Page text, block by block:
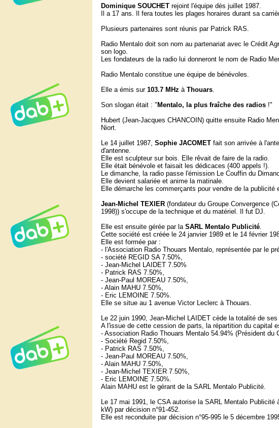
Dominique SOUCHET rejoint l'équipe dès juillet 1987.
Il a 17 ans. Il fera toutes les plages horaires durant sa
Plusieurs partenaires sont réunis par Patrick RAS.
Radio Mentalo doit son nom au partenariat avec le Crédit
son logo.
Les fondateurs de la radio lui donneront le nom de Radio
Radio Mentalo constitue une équipe de bénévoles.
Elle a émis sur 103.7 MHz à Thouars.
Son slogan était : " Mentalo, la plus fraîche des radios !"
Hubert (Jean-Jacques CHANCOIN) quitte ensuite Radio
Niort.
Le 14 juillet 1987, Sophie JACOMET fait son arrivée à
d'antenne.
Elle est sculpteur sur bois. Elle rêvait de faire de la radio.
Elle était bénévole et faisait les dédicaces (400 appels !).
Le dimanche, la radio passe l'émission Le Couffin du
Elle devient salariée et anime la matinale.
Elle démarche les commerçants pour vendre de la
Jean-Michel TEXIER (fondateur du Groupe Convergence
1998)) s'occupe de la technique et du matériel. Il fut DJ.
Elle est ensuite gérée par la SARL Mentalo Publicité.
Cette société est créée le 24 janvier 1989 et le 14 février
Elle est formée par :
- l'Association Radio Thouars Mentalo, représentée par le
- société REGID SA 7.50%,
- Jean-Michel LAIDET 7.50%
- Patrick RAS 7.50%,
- Jean-Paul MOREAU 7.50%,
- Alain MAHU 7.50%,
- Eric LEMOINE 7.50%.
Elle se situe au 1 avenue Victor Leclerc à Thouars.
Le 22 juin 1990, Jean-Michel LAIDET cède la totalité de
A l'issue de cette cession de parts, la répartition du capital
- Association Radio Thouars Mentalo 54.94% (Président
- Société Regid 7.50%,
- Patrick RAS 7.50%,
- Jean-Paul MOREAU 7.50%,
- Alain MAHU 7.50%,
- Jean-Michel TEXIER 7.50%,
- Eric LEMOINE 7.50%.
Alain MAHU est le gérant de la SARL Mentalo Publicité.
Le 17 mai 1991, le CSA autorise la SARL Mentalo
kW) par décision n°91-452.
Elle est reconduite par décision n°95-995 le 5 décembre